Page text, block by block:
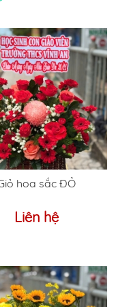
hoa sắc ĐỎ
Liên hệ